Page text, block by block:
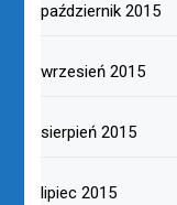
październik 2015
wrzesień 2015
sierpień 2015
lipiec 2015